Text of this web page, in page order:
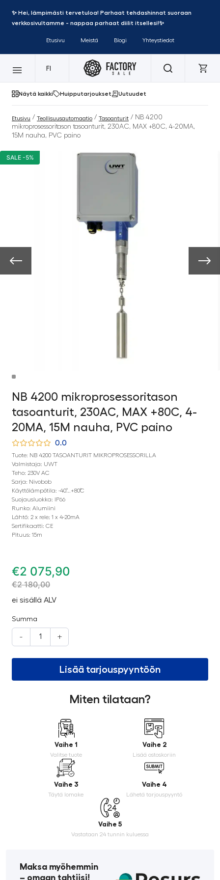
✨ Hei, lämpimästi tervetuloa! Parhaat tehdashinnat suoraan
verkkosivultamme - nappaa parhaat diilit itsellesi!✨
Etusivu Meistä Blogi Yhteystiedot
FI
Näytä kaikki Huipputarjoukset Uutuudet
Etusivu / Teollisuusautomaatio / Tasoanturit / NB 4200
mikroprosessoritason tasoanturit, 230AC, MAX +80C, 4-20MA,
15M nauha, PVC paino
SALE -5%
NB 4200 mikroprosessoritason
tasoanturit, 230AC, MAX +80C, 4-
20MA, 15M nauha, PVC paino
0.0
Tuote: NB 4200 TASOANTURIT MIKROPROSESSORILLA
Valmistaja: UWT
Teho: 230V AC
Sarja: Nivobob
Käyttölämpötila: -40˚...+80˚C
Suojausluokka: IP66
Runko: Alumiini
Lähtö: 2 x rele; 1 x 4-20mA
Sertifikaatti: CE
Pituus: 15m
€2 075,90
€2 180,00
ei sisällä ALV
Summa
- +
Lisää tarjouspyyntöön
Miten tilataan?
Vaihe 1
Valitse tuote
Vaihe 2
Lisää ostoskoriin
Vaihe 3
Täytä lomake
Vaihe 4
Lähetä tarjouspyyntö
Vaihe 5
Vastataan 24 tunnin kuluessa
Maksa myöhemmin
­– omaan tahtiisi!